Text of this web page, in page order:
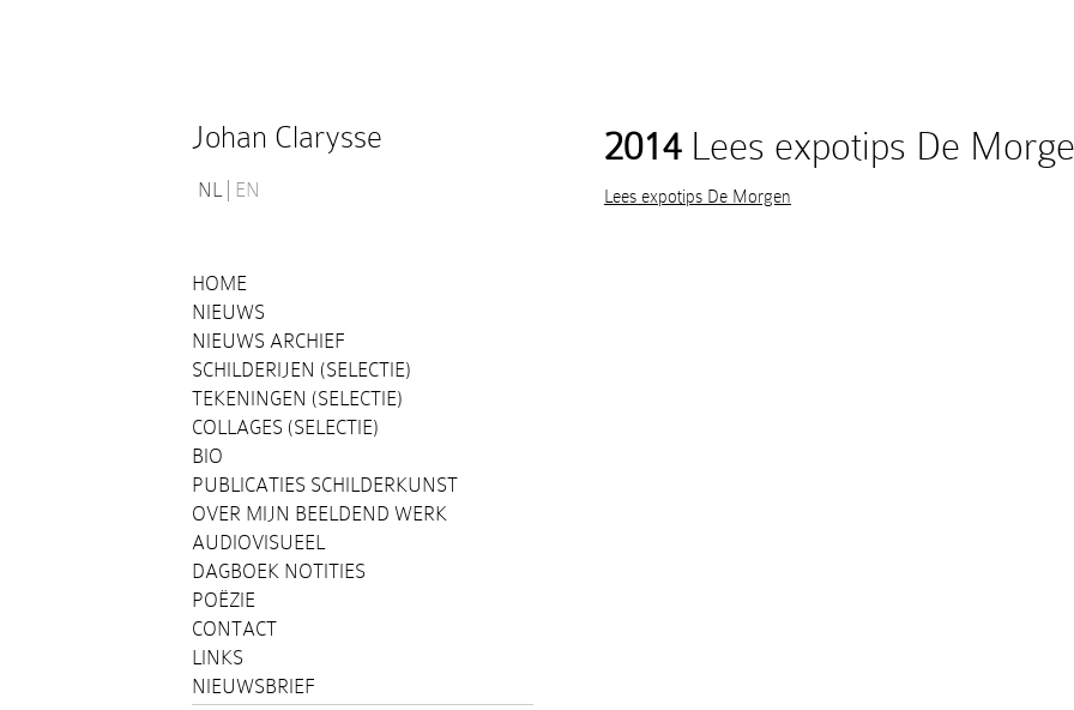
Johan Clarysse
NL EN
HOME
NIEUWS
NIEUWS ARCHIEF
SCHILDERIJEN (SELECTIE)
TEKENINGEN (SELECTIE)
COLLAGES (SELECTIE)
BIO
PUBLICATIES SCHILDERKUNST
OVER MIJN BEELDEND WERK
AUDIOVISUEEL
DAGBOEK NOTITIES
POËZIE
CONTACT
LINKS
NIEUWSBRIEF
2014Lees expotips De
Lees expotips De Morgen